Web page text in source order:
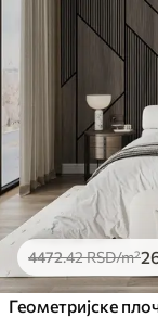
4472.42RSD/m²